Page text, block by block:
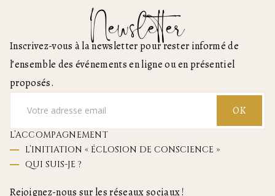
Newsletter
Inscrivez-vous à la newsletter pour rester informé de
l’ensemble des événements en ligne ou en présentiel
proposés.
OK
L’ACCOMPAGNEMENT
L’INITIATION « ÉCLOSION DE CONSCIENCE »
QUI SUIS-JE ?
Rejoignez-nous sur les réseaux sociaux !